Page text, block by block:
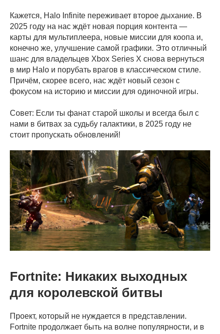
Кажется, Halo Infinite переживает второе дыхание. В
2025 году на нас ждёт новая порция контента —
карты для мультиплеера, новые миссии для коопа и,
конечно же, улучшение самой графики. Это отличный
шанс для владельцев Xbox Series X снова вернуться
в мир Halo и порубать врагов в классическом стиле.
Причём, скорее всего, нас ждёт новый сезон с
фокусом на историю и миссии для одиночной игры.
Совет: Если ты фанат старой школы и всегда был с
нами в битвах за судьбу галактики, в 2025 году не
стоит пропускать обновлений!
Fortnite: Никаких выходных
для королевской битвы
Проект, который не нуждается в представлении.
Fortnite продолжает быть на волне популярности, и в